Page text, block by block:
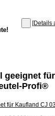
[Details
geeignet
Profi®